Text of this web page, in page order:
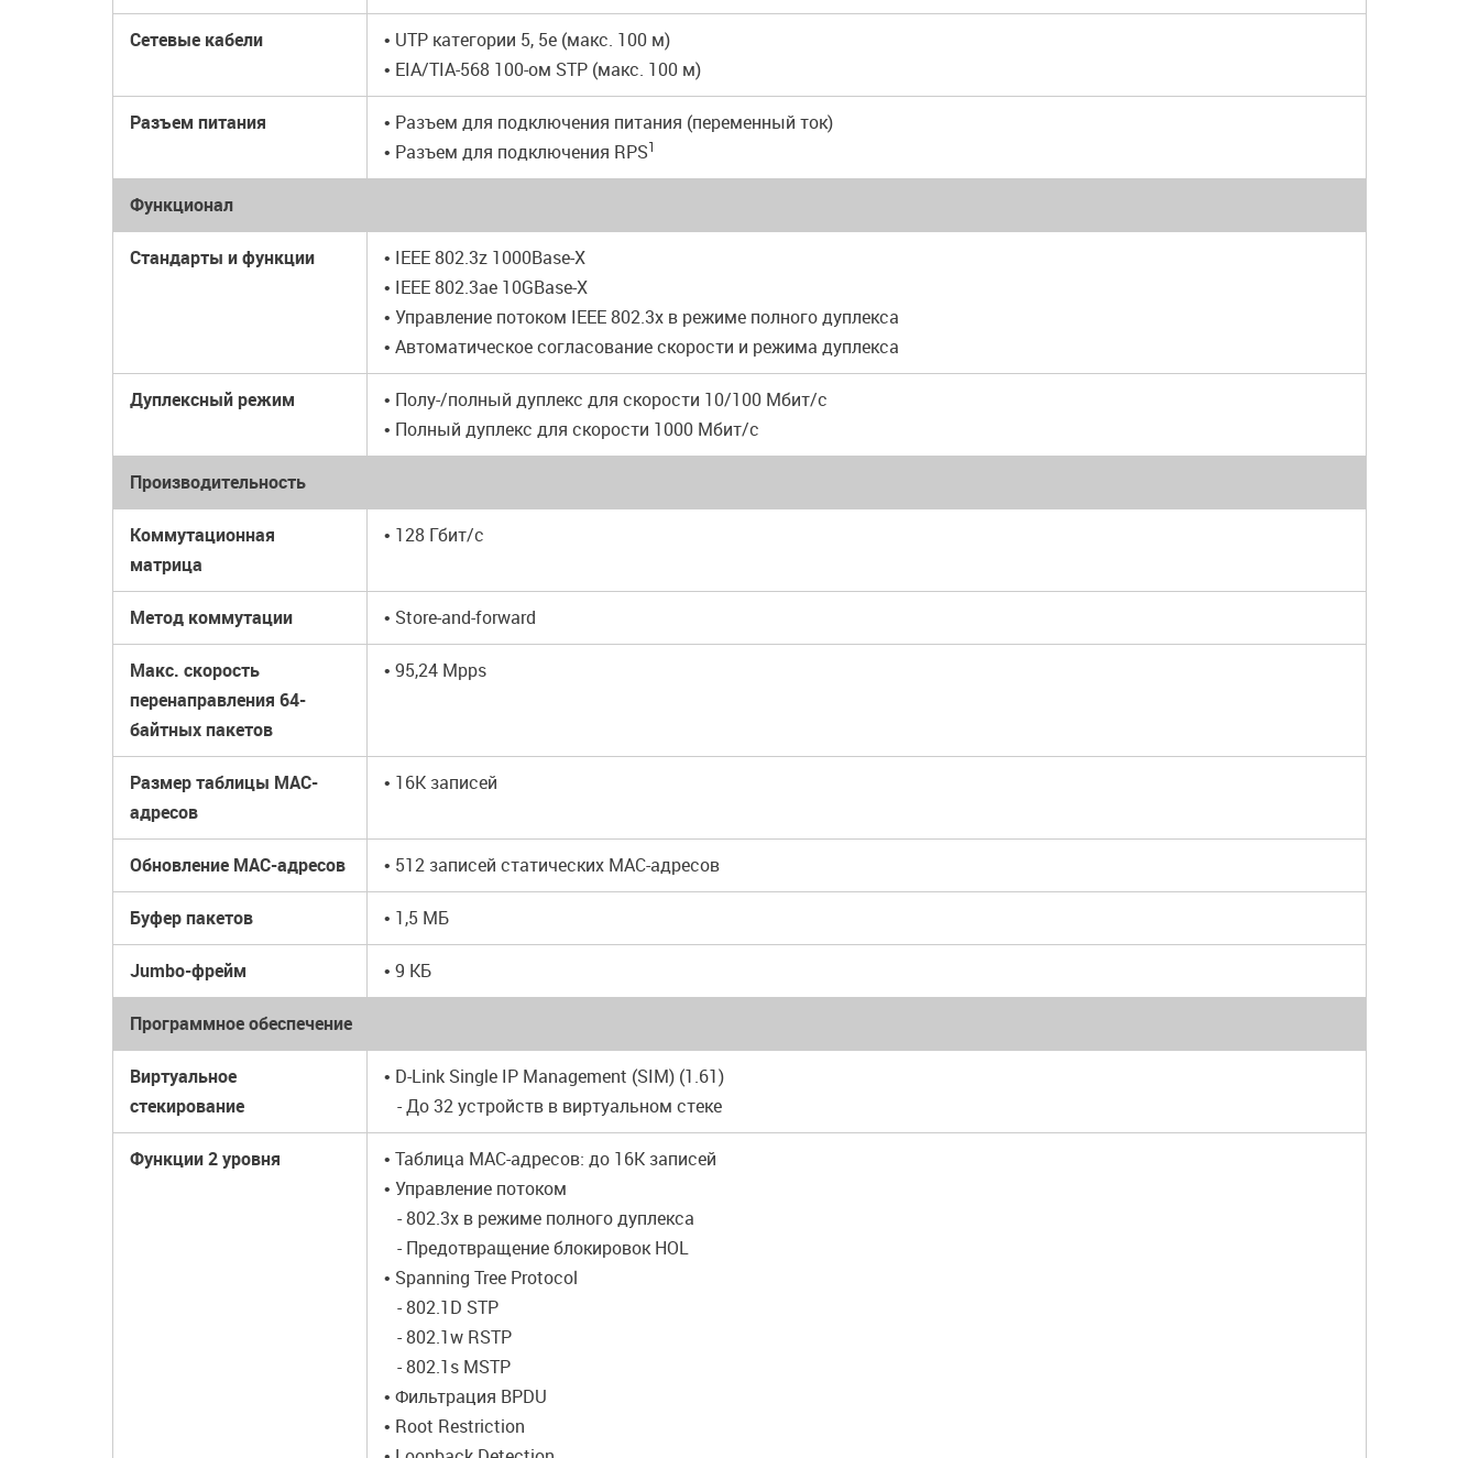
Сетевые кабели
• UTP категории 5, 5e (макс. 100 м)
• EIA/TIA-568 100-ом STP (макс. 100 м)
Разъем питания
• Разъем для подключения питания (переменный ток)
• Разъем для подключения RPS1
Функционал
Стандарты и функции
• IEEE 802.3z 1000Base-X
• IEEE 802.3ae 10GBase-X
• Управление потоком IEEE 802.3x в режиме полного дуплекса
• Автоматическое согласование скорости и режима дуплекса
Дуплексный режим
• Полу-/полный дуплекс для скорости 10/100 Мбит/с
• Полный дуплекс для скорости 1000 Мбит/с
Производительность
Коммутационная
матрица
• 128 Гбит/с
Метод коммутации • Store-and-forward
Макс. скорость
перенаправления 64-
байтных пакетов
• 95,24 Mpps
Размер таблицы MAC-
адресов
• 16K записей
Обновление MAC-адресов • 512 записей статических MAC-адресов
Буфер пакетов • 1,5 МБ
Jumbo-фрейм • 9 КБ
Программное обеспечение
Виртуальное
стекирование
• D-Link Single IP Management (SIM) (1.61)
- До 32 устройств в виртуальном стеке
Функции 2 уровня
• Таблица MAC-адресов: до 16K записей
• Управление потоком
- 802.3x в режиме полного дуплекса
- Предотвращение блокировок HOL
• Spanning Tree Protocol
- 802.1D STP
- 802.1w RSTP
- 802.1s MSTP
• Фильтрация BPDU
• Root Restriction